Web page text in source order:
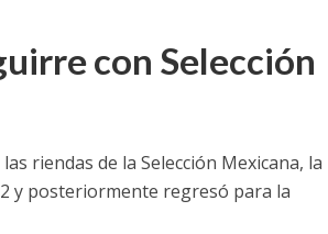
con Selección
riendas de la Selección Mexicana, la
y posteriormente regresó para la